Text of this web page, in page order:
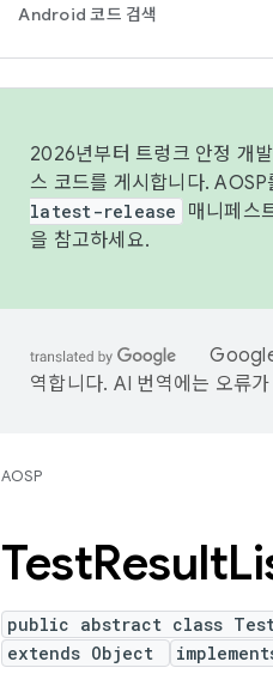
Android 코드 검색
2026년부터 트렁크 안정 개
스 코드를 게시합니다.
latest-release
매니페스
을 참고하세요.
역합니다. AI 번역에는 오류
AOSP
TestResult
public abstract class
extends Object